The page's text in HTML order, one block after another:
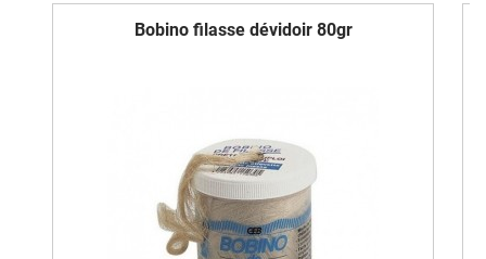
Bobino filasse dévidoir 80gr